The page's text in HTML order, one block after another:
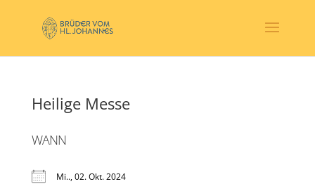
Heilige Messe
WANN
Mi.., 02. Okt. 2024